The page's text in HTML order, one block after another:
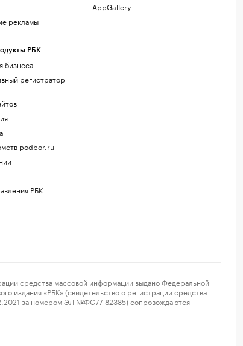
рекламы
РБК
бизнеса
регистратор
podbor.ru
РБК
AppGallery
средства массовой информации выдано Федеральной
издания «РБК» (свидетельство о регистрации средства
за номером ЭЛ №ФС77-82385) сопровождаются